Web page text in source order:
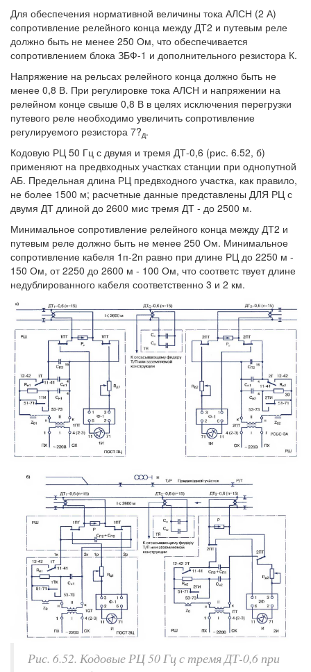
Для обеспечения нормативной величины тока АЛСН (2 А)
сопротивление релейного конца между ДТ2 и путевым реле
должно быть не менее 250 Ом, что обеспечивается
сопротивлением блока ЗБФ-1 и дополнительного резистора К.
Напряжение на рельсах релейного конца должно быть не
менее 0,8 В. При регулировке тока АЛСН и напряжении на
релейном конце свыше 0,8 В в целях исключения перегрузки
путевого реле необходимо увеличить сопротивление
регулируемого резистора 7?д.
Кодовую РЦ 50 Гц с двумя и тремя ДТ-0,6 (рис. 6.52, б)
применяют на предвходных участках станции при однопутной
АБ. Предельная длина РЦ предвходного участка, как правило,
не более 1500 м; расчетные данные представлены ДЛЯ РЦ с
двумя ДТ длиной до 2600 мис тремя ДТ - до 2500 м.
Минимальное сопротивление релейного конца между ДТ2 и
путевым реле должно быть не менее 250 Ом. Минимальное
сопротивление кабеля 1п-2п равно при длине РЦ до 2250 м -
150 Ом, от 2250 до 2600 м - 100 Ом, что соответс твует длине
недублированного кабеля соответственно 3 и 2 км.
Рис. 6.52. Кодовые РЦ 50 Гц с тремя ДТ-0,6 при